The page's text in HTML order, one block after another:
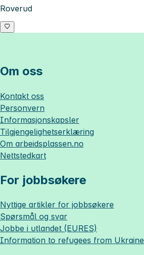
Roverud
Om oss
Kontakt oss
Personvern
Informasjonskapsler
Tilgjengelighetserklæring
Om arbeidsplassen.no
Nettstedkart
For jobbsøkere
Nyttige artikler for jobbsøkere
Spørsmål og svar
Jobbe i utlandet (EURES)
Information to refugees from Ukraine